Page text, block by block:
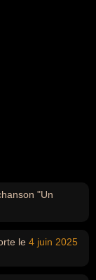
"Un
le 4 juin 2025